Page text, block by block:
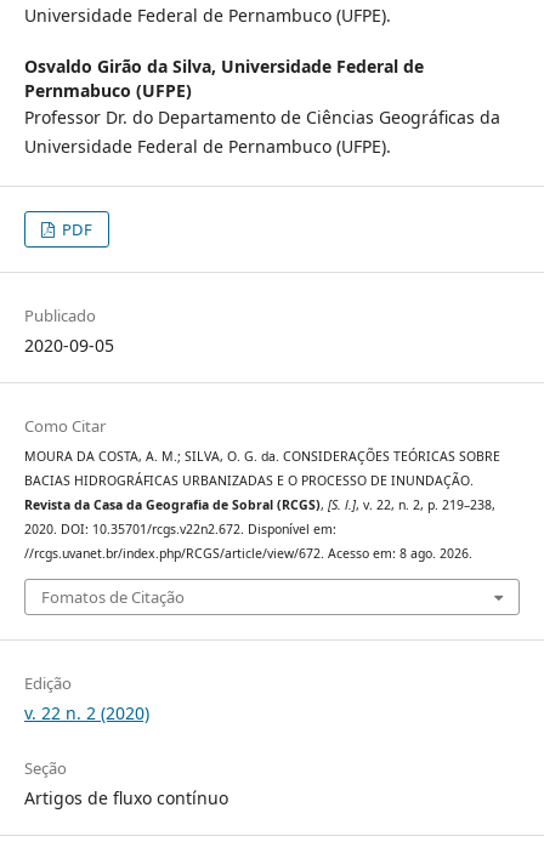
Universidade Federal de Pernambuco (UFPE).
Osvaldo Girão da Silva, Universidade Federal de
Pernmabuco (UFPE)
Professor Dr. do Departamento de Ciências Geográficas da
Universidade Federal de Pernambuco (UFPE).
PDF
Publicado
2020-09-05
Como Citar
MOURA DA COSTA, A. M.; SILVA, O. G. da. CONSIDERAÇÕES TEÓRICAS SOBRE
BACIAS HIDROGRÁFICAS URBANIZADAS E O PROCESSO DE INUNDAÇÃO.
Revista da Casa da Geografia de Sobral (RCGS), [S. l.], v. 22, n. 2, p. 219–238,
2020. DOI: 10.35701/rcgs.v22n2.672. Disponível em:
//rcgs.uvanet.br/index.php/RCGS/article/view/672. Acesso em: 8 ago. 2026.
Fomatos de Citação
Edição
v. 22 n. 2 (2020)
Seção
Artigos de fluxo contínuo